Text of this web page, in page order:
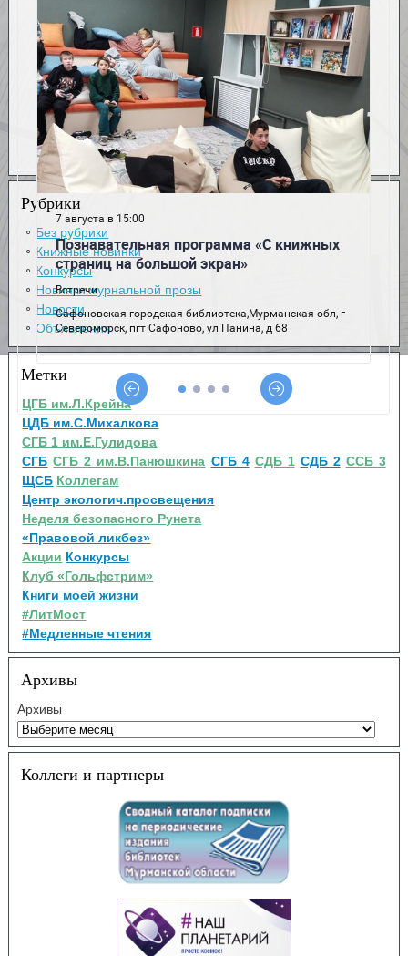
Рубрики
Без рубрики
Книжные новинки
Конкурсы
Новинки журнальной прозы
Новости
Объявления
Метки
ЦГБ им.Л.Крейна
ЦДБ им.С.Михалкова
СГБ 1 им.Е.Гулидова
СГБ СГБ 2 им.В.Панюшкина СГБ 4 СДБ 1 СДБ 2 ССБ 3
ЩСБ Коллегам
Центр экологич.просвещения
Неделя безопасного Рунета
«Правовой ликбез»
Акции Конкурсы
Клуб «Гольфстрим»
Книги моей жизни
#ЛитМост
#Медленные чтения
Архивы
Архивы
Коллеги и партнеры